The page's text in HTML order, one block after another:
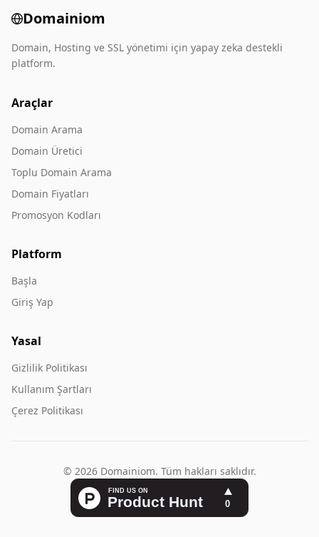
Domainiom
Domain, Hosting ve SSL yönetimi için yapay zeka destekli
platform.
Araçlar
Domain Arama
Domain Üretici
Toplu Domain Arama
Domain Fiyatları
Promosyon Kodları
Platform
Başla
Giriş Yap
Yasal
Gizlilik Politikası
Kullanım Şartları
Çerez Politikası
© 2026 Domainiom. Tüm hakları saklıdır.